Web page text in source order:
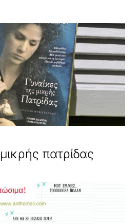
πατρίδας